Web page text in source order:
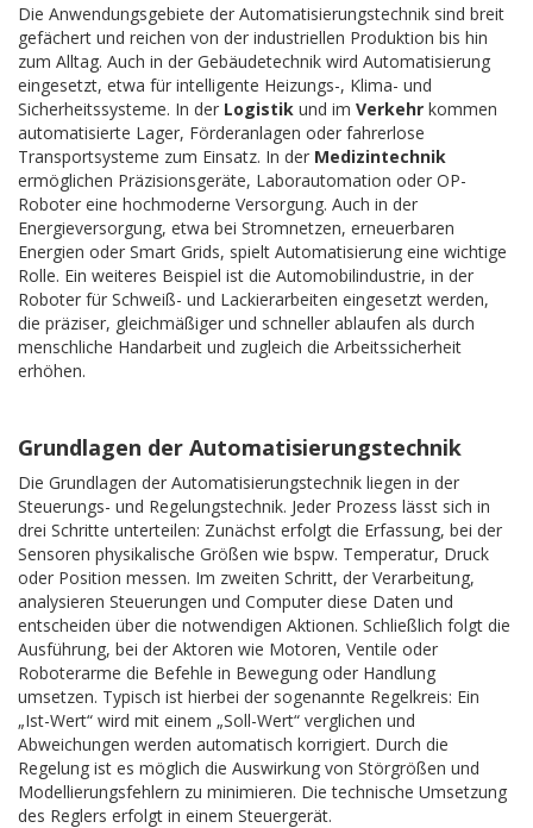
Die Anwendungsgebiete der Automatisierungstechnik sind breit
gefächert und reichen von der industriellen Produktion bis hin
zum Alltag. Auch in der Gebäudetechnik wird Automatisierung
eingesetzt, etwa für intelligente Heizungs-, Klima- und
Sicherheitssysteme. In der Logistik und im Verkehr kommen
automatisierte Lager, Förderanlagen oder fahrerlose
Transportsysteme zum Einsatz. In der Medizintechnik
ermöglichen Präzisionsgeräte, Laborautomation oder OP-
Roboter eine hochmoderne Versorgung. Auch in der
Energieversorgung, etwa bei Stromnetzen, erneuerbaren
Energien oder Smart Grids, spielt Automatisierung eine wichtige
Rolle. Ein weiteres Beispiel ist die Automobilindustrie, in der
Roboter für Schweiß- und Lackierarbeiten eingesetzt werden,
die präziser, gleichmäßiger und schneller ablaufen als durch
menschliche Handarbeit und zugleich die Arbeitssicherheit
erhöhen.
Grundlagen der Automatisierungstechnik
Die Grundlagen der Automatisierungstechnik liegen in der
Steuerungs- und Regelungstechnik. Jeder Prozess lässt sich in
drei Schritte unterteilen: Zunächst erfolgt die Erfassung, bei der
Sensoren physikalische Größen wie bspw. Temperatur, Druck
oder Position messen. Im zweiten Schritt, der Verarbeitung,
analysieren Steuerungen und Computer diese Daten und
entscheiden über die notwendigen Aktionen. Schließlich folgt die
Ausführung, bei der Aktoren wie Motoren, Ventile oder
Roboterarme die Befehle in Bewegung oder Handlung
umsetzen. Typisch ist hierbei der sogenannte Regelkreis: Ein
„Ist-Wert“ wird mit einem „Soll-Wert“ verglichen und
Abweichungen werden automatisch korrigiert. Durch die
Regelung ist es möglich die Auswirkung von Störgrößen und
Modellierungsfehlern zu minimieren. Die technische Umsetzung
des Reglers erfolgt in einem Steuergerät.